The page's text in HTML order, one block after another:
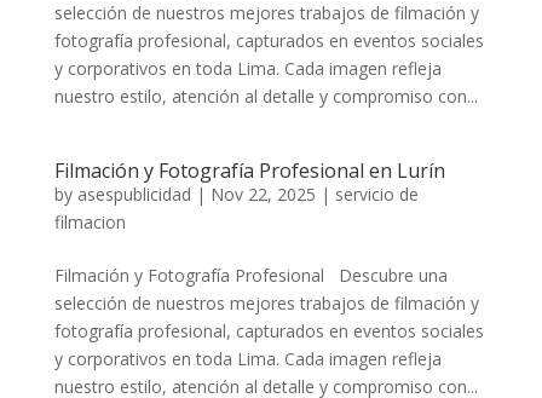
selección de nuestros mejores trabajos de filmación y
fotografía profesional, capturados en eventos sociales
y corporativos en toda Lima. Cada imagen refleja
nuestro estilo, atención al detalle y compromiso con...
Filmación y Fotografía Profesional en Lurín
by asespublicidad | Nov 22, 2025 | servicio de
filmacion
Filmación y Fotografía Profesional Descubre una
selección de nuestros mejores trabajos de filmación y
fotografía profesional, capturados en eventos sociales
y corporativos en toda Lima. Cada imagen refleja
nuestro estilo, atención al detalle y compromiso con...